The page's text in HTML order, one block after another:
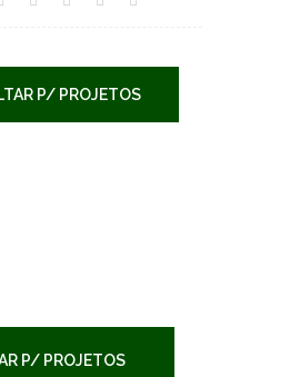
P/ PROJETOS177,88M²
P/ PROJETOS